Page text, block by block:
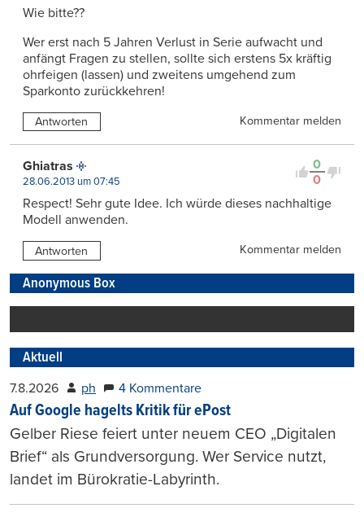
Wie bitte??
Wer erst nach 5 Jahren Verlust in Serie aufwacht und
anfängt Fragen zu stellen, sollte sich erstens 5x kräftig
ohrfeigen (lassen) und zweitens umgehend zum
Sparkonto zurückkehren!
Antworten Kommentar melden
0
0
Ghiatras
28.06.2013 um 07:45
Respect! Sehr gute Idee. Ich würde dieses nachhaltige
Modell anwenden.
Antworten Kommentar melden
Anonymous Box
Aktuell
7.8.2026 ph 4 Kommentare
Auf Google hagelts Kritik für ePost
Gelber Riese feiert unter neuem CEO „Digitalen
Brief“ als Grundversorgung. Wer Service nutzt,
landet im Bürokratie-Labyrinth.